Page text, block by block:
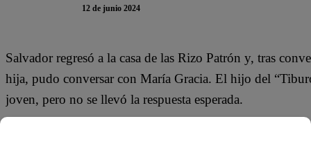
12 de junio 2024
Salvador regresó a la casa de las Rizo Patrón y, tras
hija, pudo conversar con María Gracia. El hijo del
joven, pero no se llevó la respuesta esperada.